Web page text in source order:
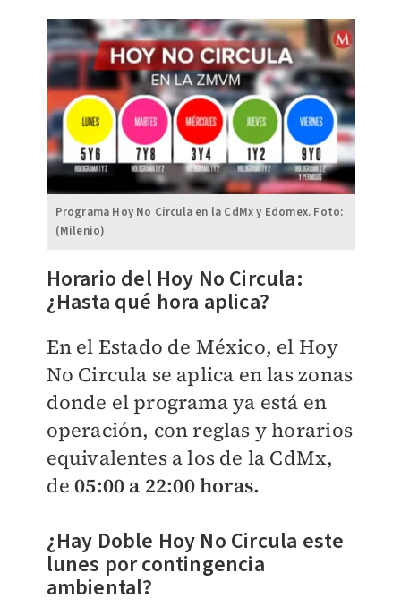
Programa Hoy No Circula en la CdMx y Edomex. Foto:
(Milenio)
​Horario del Hoy No Circula:
¿Hasta qué hora aplica?
En el Estado de México, el Hoy
No Circula se aplica en las zonas
donde el programa ya está en
operación, con reglas y horarios
equivalentes a los de la CdMx,
de 05:00 a 22:00 horas.
¿Hay Doble Hoy No Circula este
lunes por contingencia
ambiental?